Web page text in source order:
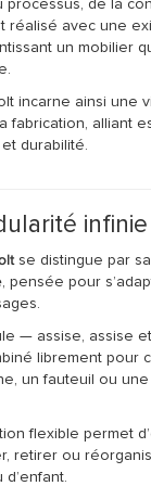
processus, de la
réalisé avec une
un mobilier
incarne ainsi une
fabrication, alliant
durabilité.
infinie
se distingue par sa
, pensée pour
— assise, assise
librement pour
un fauteuil ou
flexible permet
retirer ou